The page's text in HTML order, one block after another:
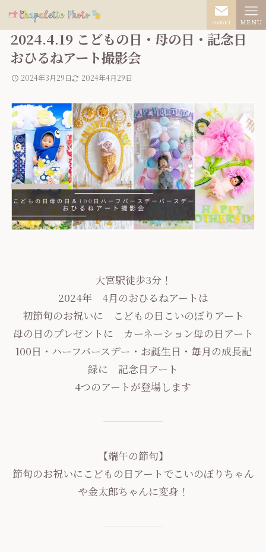
contact ＭＥＮＵ
2024.4.19 こどもの日・母の日・記念日
おひるねアート撮影会
2024年3月29日 2024年4月29日
大宮駅徒歩3分！
2024年 4月のおひるねアートは
初節句のお祝いに こどもの日こいのぼりアート
母の日のプレゼントに カーネーション母の日アート
100日・ハーフバースデー・お誕生日・毎月の成長記
録に 記念日アート
4つのアートが登場します
【端午の節句】
節句のお祝いにこどもの日アートでこいのぼりちゃん
や金太郎ちゃんに変身！